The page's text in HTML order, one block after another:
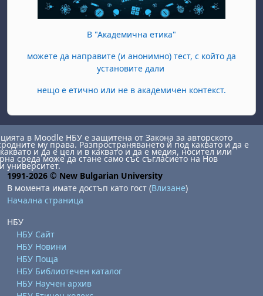
В "Академична етика"
можете да направите (и анонимно) тест, с който да
установите дали
нещо е етично или не в академичен контекст.
в Moodle НБУ е защитена от Закона за авторското
му права. Разпространяването й под каквато и да е
и да е цел и в каквато и да е медия, носител или
среда може да стане само със съгласието на Нов
университет.
1991-2026 © New Bulgarian University
В момента имате достъп като гост (Влизане)
Начална страница
НБУ
НБУ Сайт
НБУ Новини
НБУ Поща
НБУ Библиотечен каталог
НБУ Научен архив